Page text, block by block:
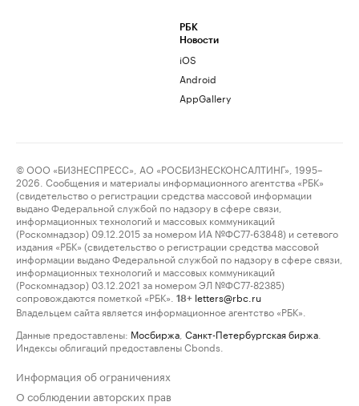
РБК
Новости
iOS
Android
AppGallery
© ООО «БИЗНЕСПРЕСС», АО «РОСБИЗНЕСКОНСАЛТИНГ», 1995–
2026. Сообщения и материалы информационного агентства «РБК»
(свидетельство о регистрации средства массовой информации
выдано Федеральной службой по надзору в сфере связи,
информационных технологий и массовых коммуникаций
(Роскомнадзор) 09.12.2015 за номером ИА №ФС77-63848) и сетевого
издания «РБК» (свидетельство о регистрации средства массовой
информации выдано Федеральной службой по надзору в сфере связи,
информационных технологий и массовых коммуникаций
(Роскомнадзор) 03.12.2021 за номером ЭЛ №ФС77-82385)
сопровождаются пометкой «РБК».
18+ letters@rbc.ru
Владельцем сайта является информационное агентство «РБК».
Данные предоставлены: Мосбиржа Санкт-Петербургская биржа
Индексы облигаций предоставлены Cbonds.
Информация об ограничениях
О соблюдении авторских прав